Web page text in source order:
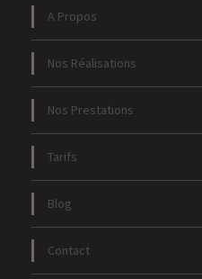
A Propos
Nos Réalisations
Nos Prestations
Tarifs
Blog
Contact